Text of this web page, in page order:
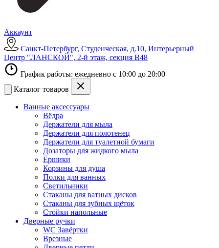
Аккаунт
Санкт-Петербург, Студенческая, д.10, Интерьерный
Центр "ЛАНСКОЙ", 2-й этаж, секция В48
График работы: ежедневно с 10:00 до 20:00
Каталог товаров
Ванные аксессуары
Вёдра
Держатели для мыла
Держатели для полотенец
Держатели для туалетной бумаги
Дозаторы для жидкого мыла
Ёршики
Корзины для душа
Полки для ванных
Светильники
Стаканы для ватных дисков
Стаканы для зубных щёток
Стойки напольные
Дверные ручки
WC Завёртки
Врезные